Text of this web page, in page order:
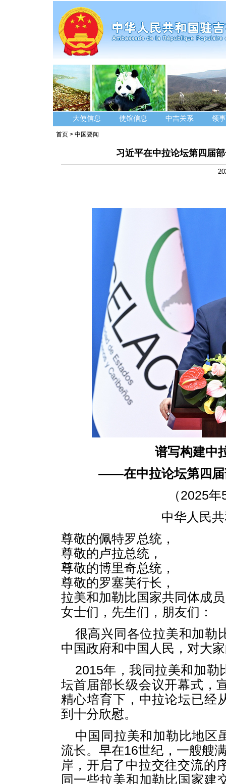
大使信息 使馆信息 中吉关系 领
首页 > 中国要闻
习近平在中拉论坛第四届
谱写构建中
——在中拉论坛第四届
（2025
中华人民
尊敬的佩特罗总统，
尊敬的卢拉总统，
尊敬的博里奇总统，
尊敬的罗塞芙行长，
拉美和加勒比国家共同体成
女士们，先生们，朋友们：
很高兴同各位拉美和加勒
中国政府和中国人民，对大
2015年，我同拉美和加勒
坛首届部长级会议开幕式，
精心培育下，中拉论坛已经
到十分欣慰。
中国同拉美和加勒比地区
流长。早在16世纪，一艘艘
岸，开启了中拉交往交流的
同一些拉美和加勒比国家建